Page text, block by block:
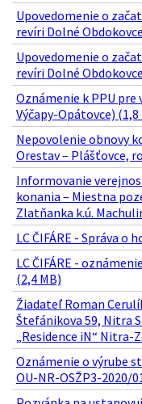
Upovedomenie o
revíri Dolné
Upovedomenie o
revíri Dolné
Oznámenie k PPU
Výčapy-Opátovce) (1,8
Nepovolenie obnovy
Orestav – Plášťovce,
Informovanie
konania – Miestna
Zlatňanka k.ú.
LC ČIFÁRE - Správa o
LC ČIFÁRE -
(2,4 MB)
Žiadateľ Roman
Štefánikova 59, Nitra
„Residence iN“ Nitra-
Oznámenie o výrube
OU-NR-OSŽP3-2020/